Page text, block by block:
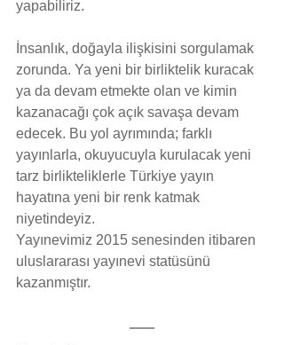
yapabiliriz.
İnsanlık, doğayla ilişkisini sorgulamak
zorunda. Ya yeni bir birliktelik kuracak
ya da devam etmekte olan ve kimin
kazanacağı çok açık savaşa devam
edecek. Bu yol ayrımında; farklı
yayınlarla, okuyucuyla kurulacak yeni
tarz birlikteliklerle Türkiye yayın
hayatına yeni bir renk katmak
niyetindeyiz.
Yayınevimiz 2015 senesinden itibaren
uluslararası yayınevi statüsünü
kazanmıştır.